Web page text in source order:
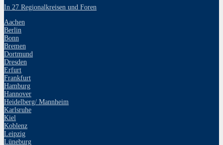
In 27 Regionalkreisen und Foren
Aachen
Berlin
Bonn
Bremen
Dortmund
Dresden
Erfurt
Frankfurt
Hamburg
Hannover
Heidelberg/ Mannheim
Karlsruhe
Kiel
Koblenz
Leipzig
Lüneburg